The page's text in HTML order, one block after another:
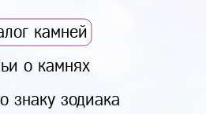
камней
о камнях
знаку зодиака